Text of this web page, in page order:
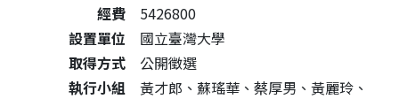
經費
5426800
設置單位
國立臺灣大學
取得方式
公開徵選
執行小組
黃才郎、蘇瑤華、蔡厚男、黃麗玲、